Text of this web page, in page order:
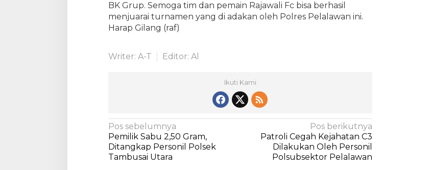
BK Grup. Semoga tim dan pemain Rajawali Fc bisa berhasil
menjuarai turnamen yang di adakan oleh Polres Pelalawan ini.
Harap Gilang (raf)
Writer: A-T Editor: Al
Ikuti Kami
N
a
v
Pos sebelumnya
Pemilik Sabu 2,50 Gram,
Ditangkap Personil Polsek
Tambusai Utara
Pos berikutnya
Patroli Cegah Kejahatan C3
Dilakukan Oleh Personil
Polsubsektor Pelalawan